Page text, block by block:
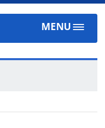
MENU
Toggle